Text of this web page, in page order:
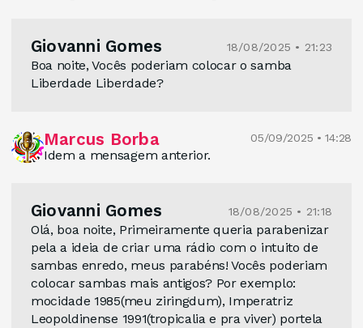
Giovanni Gomes 18/08/2025 • 21:23
Boa noite, Vocês poderiam colocar o samba
Liberdade Liberdade?
Marcus Borba 05/09/2025 • 14:28
Idem a mensagem anterior.
Giovanni Gomes 18/08/2025 • 21:18
Olá, boa noite, Primeiramente queria parabenizar
pela a ideia de criar uma rádio com o intuito de
sambas enredo, meus parabéns! Vocês poderiam
colocar sambas mais antigos? Por exemplo:
mocidade 1985(meu ziringdum), Imperatriz
Leopoldinense 1991(tropicalia e pra viver) portela